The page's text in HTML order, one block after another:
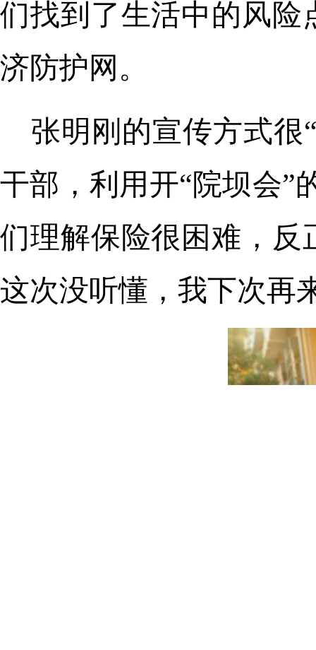
们找到了生活中的风险
济防护网。
张明刚的宣传方式很
干部，利用开“院坝会”
们理解保险很困难，反
这次没听懂，我下次再